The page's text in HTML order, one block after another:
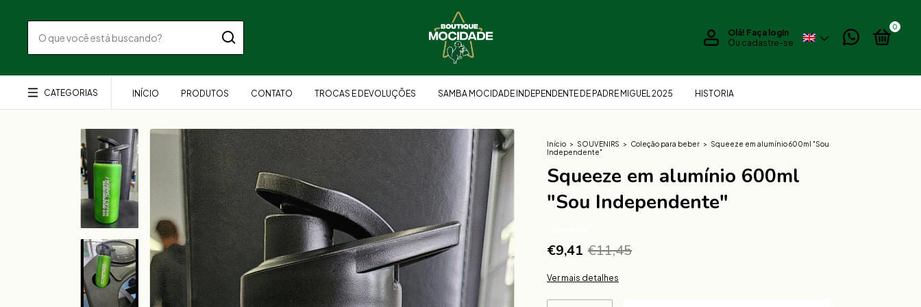
Olá! Faça login
Ou cadastre-se
0
CATEGORIAS INÍCIO PRODUTOS CONTATO TROCAS E DEVOLUÇÕES SAMBA MOCIDADE INDEPENDENTE DE PADRE MIGUEL 2025 HISTORIA
Início > SOUVENIRS > Coleção para beber > Squeeze em alumínio 600ml "Sou
Independente"
Squeeze em alumínio 600ml
"Sou Independente"
€9,41 €11,45
Ver mais detalhes